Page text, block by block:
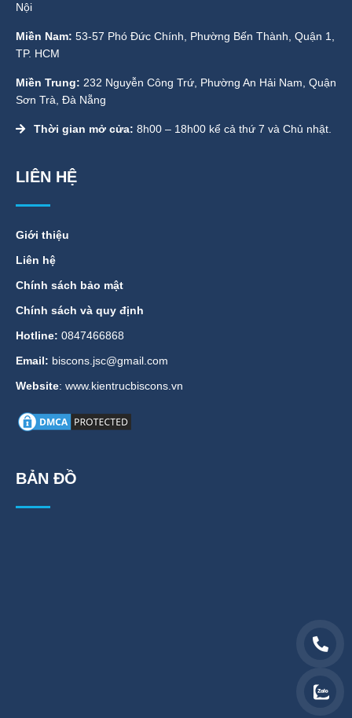
Nội
Miền Nam: 53-57 Phó Đức Chính, Phường Bến Thành, Quận 1,
TP. HCM
Miền Trung: 232 Nguyễn Công Trứ, Phường An Hải Nam, Quận
Sơn Trà, Đà Nẵng
Thời gian mở cửa: 8h00 – 18h00 kể cả thứ 7 và Chủ nhật.
LIÊN HỆ
Giới thiệu
Liên hệ
Chính sách bảo mật
Chính sách và quy định
Hotline: 0847466868
Email: biscons.jsc@gmail.com
Website: www.kientrucbiscons.vn
BẢN ĐỒ